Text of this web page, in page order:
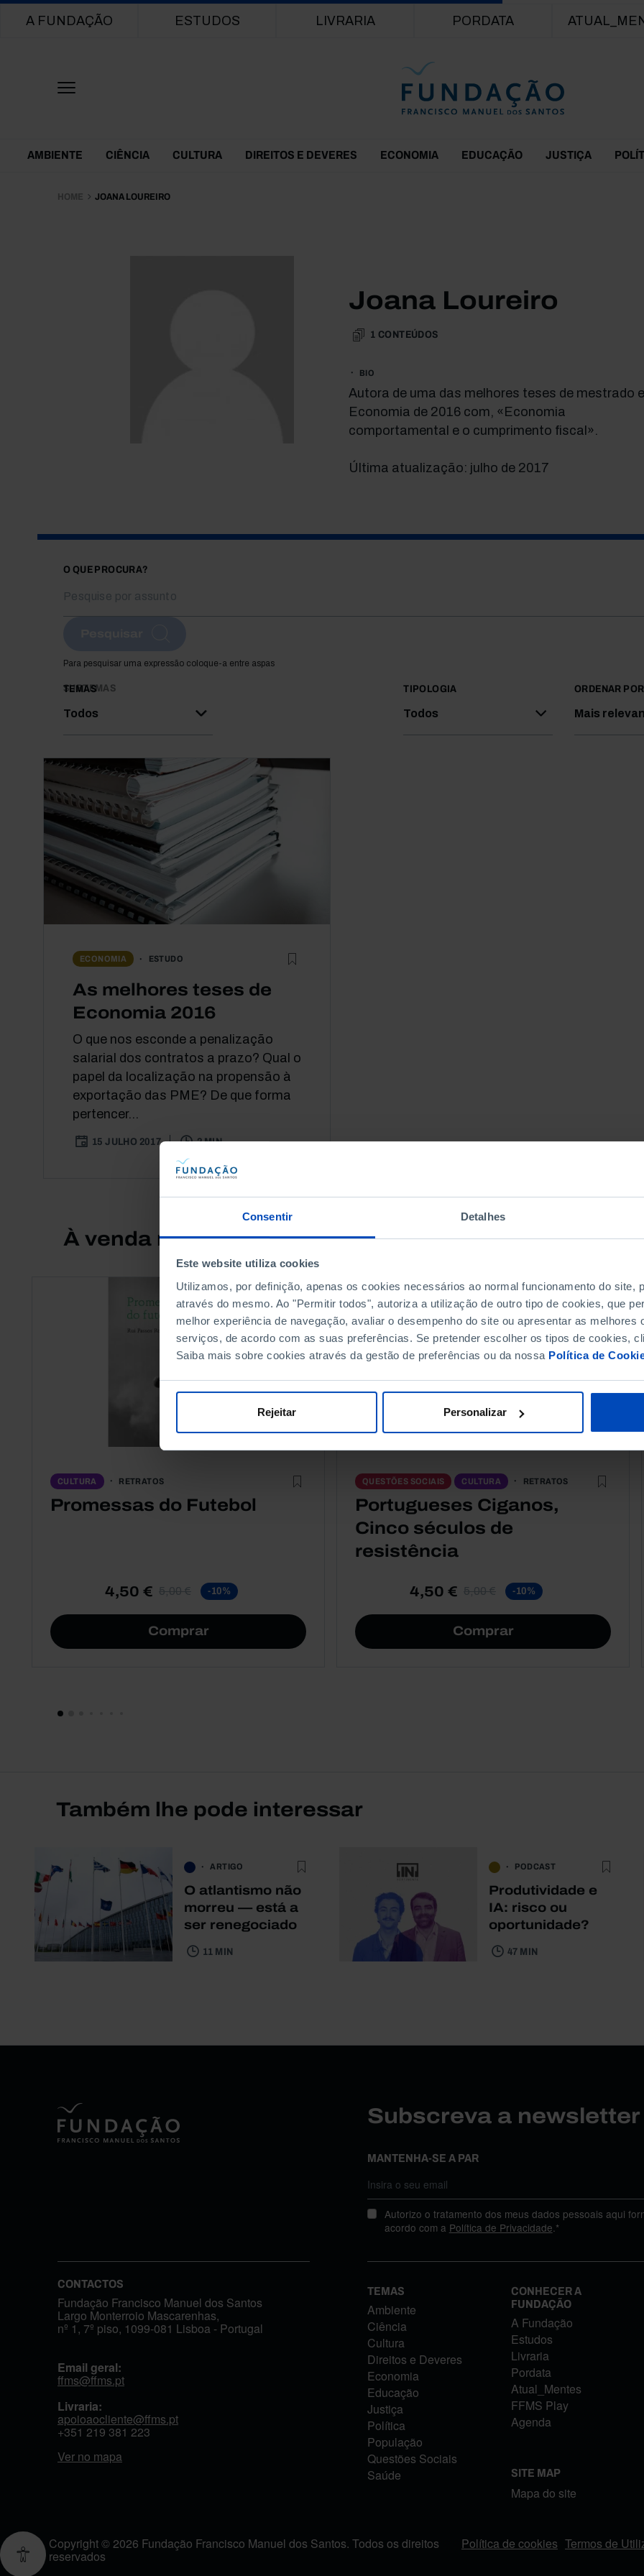
Consentir Detalhes
Este website utiliza cookies
Utilizamos, por definição, apenas os cookies necessários ao normal funcionamento do site,
através do mesmo. Ao "Permitir todos", autoriza a utilização de outro tipo de cookies, que
melhor experiência de navegação, avaliar o desempenho do site ou apresentar as melhores
serviços, de acordo com as suas preferências. Se pretender escolher os tipos de cookies,
Saiba mais sobre cookies através da gestão de preferências ou da nossa Política de
Rejeitar Personalizar
Main navigation
A FUNDAÇÃO ESTUDOS LIVRARIA PORDATA
Themes Menu
AMBIENTE CIÊNCIA CULTURA DIREITOS E DEVERES ECONOMIA EDUCAÇÃO JUSTIÇA
HOME JOANA LOUREIRO
Joana Loureiro
1 CONTEÚDOS
BIO
Autora de uma das melhores teses de mestrado
Economia de 2016 com, «Economia
comportamental e o cumprimento fiscal».
Última atualização: julho de 2017
O QUE PROCURA?
Para pesquisar uma expressão coloque-a entre aspas
TEMAS
Todos
SUBTEMAS TIPOLOGIA
Todos
ORDENAR POR
Mais
ECONOMIA ESTUDO
As melhores teses de
Economia 2016
O que nos esconde a penalização
salarial dos contratos a prazo? Qual o
papel da localização na propensão à
exportação das PME? De que forma
pertencer...
15 JULHO 2017 2 MIN
À venda na Livraria
CULTURA RETRATOS
Promessas do Futebol
4,50 € 5,00 € -10%
Comprar
QUESTÕES SOCIAIS CULTURA RETRATOS
Portugueses Ciganos,
Cinco séculos de
resistência
4,50 € 5,00 € -10%
Comprar
Também lhe pode interessar
ARTIGO
O atlantismo não
morreu — está a
ser renegociado
11 MIN
PODCAST
Produtividade e
IA: risco ou
oportunidade?
47 MIN
Subscreva a
MANTENHA-SE A PAR
Autorizo o tratamento dos meus dados pessoais aqui
acordo com a Política de Privacidade .*
CONTACTOS
Fundação Francisco Manuel dos Santos
Largo Monterroio Mascarenhas,
nº 1, 7º piso, 1099-081 Lisboa - Portugal
Email geral:
ffms@ffms.pt
Livraria:
apoioaocliente@ffms.pt
+351 219 381 223
Ver no mapa
TEMAS
Ambiente
Ciência
Cultura
Direitos e Deveres
Economia
Educação
Justiça
Política
População
Questões Sociais
Saúde
CONHECER A
FUNDAÇÃO
A Fundação
Estudos
Livraria
Pordata
Atual_Mentes
FFMS Play
Agenda
SITE MAP
Mapa do site
Copyright © 2026 Fundação Francisco Manuel dos Santos. Todos os direitos
reservados
FOOTER MENU
Política de cookies Termos de